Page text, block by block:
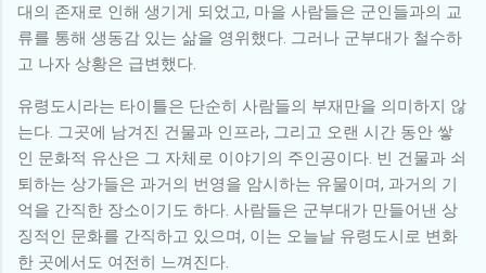
대의 존재로 인해 생기게 되었고, 마을 사람들은 군인들과의 교
류를 통해 생동감 있는 삶을 영위했다. 그러나 군부대가 철수하
고 나자 상황은 급변했다.
유령도시라는 타이틀은 단순히 사람들의 부재만을 의미하지 않
는다. 그곳에 남겨진 건물과 인프라, 그리고 오랜 시간 동안 쌓
인 문화적 유산은 그 자체로 이야기의 주인공이다. 빈 건물과 쇠
퇴하는 상가들은 과거의 번영을 암시하는 유물이며, 과거의 기
억을 간직한 장소이기도 하다. 사람들은 군부대가 만들어낸 상
징적인 문화를 간직하고 있으며, 이는 오늘날 유령도시로 변화
한 곳에서도 여전히 느껴진다.